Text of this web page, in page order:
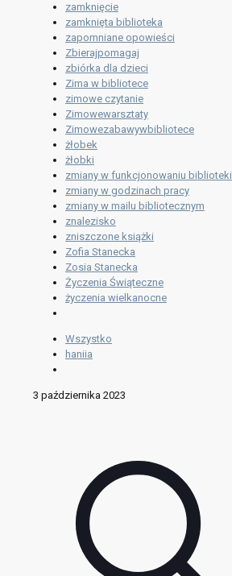
zamknięcie
zamknięta biblioteka
zapomniane opowieści
Zbierajpomagaj
zbiórka dla dzieci
Zima w bibliotece
zimowe czytanie
Zimowewarsztaty
Zimowezabawywbibliotece
żłobek
żłobki
zmiany w funkcjonowaniu biblioteki
zmiany w godzinach pracy
zmiany w mailu bibliotecznym
znalezisko
zniszczone książki
Zofia Stanecka
Zosia Stanecka
Życzenia Świąteczne
życzenia wielkanocne
Wszystko
haniia
3 października 2023